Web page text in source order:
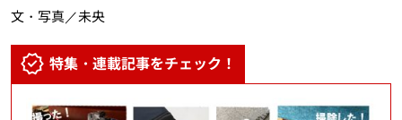
文・写真／未央
特集・連載記事をチェック！